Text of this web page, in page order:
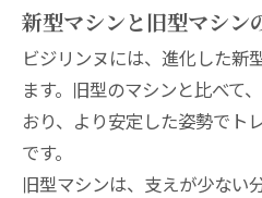
新型マシンと旧型マシン
ビジリンヌには、進化した新
ます。旧型のマシンと比べて
おり、より安定した姿勢でト
です。
旧型マシンは、支えが少ない